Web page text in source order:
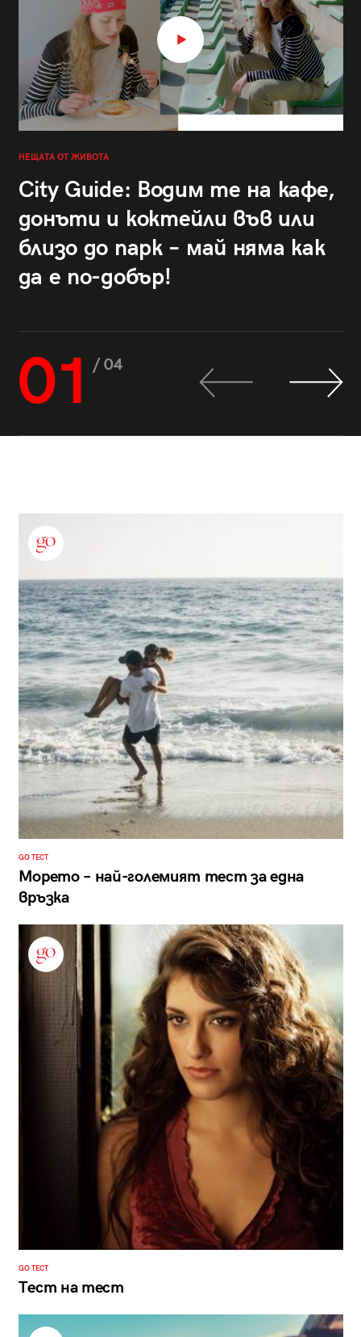
НЕЩАТА ОТ ЖИВОТА
City Guide: Водим те на кафе,
донъти и коктейли във или
близо до парк – май няма как
да е по-добър!
01 / 04
GO ТЕСТ
Морето – най-големият тест за една
връзка
GO ТЕСТ
Тест на тест